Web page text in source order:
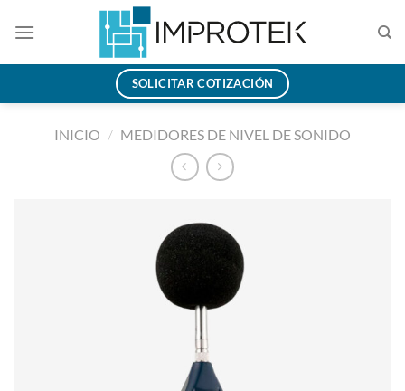
SOLICITAR COTIZACIÓN
INICIO / MEDIDORES DE NIVEL DE SONIDO